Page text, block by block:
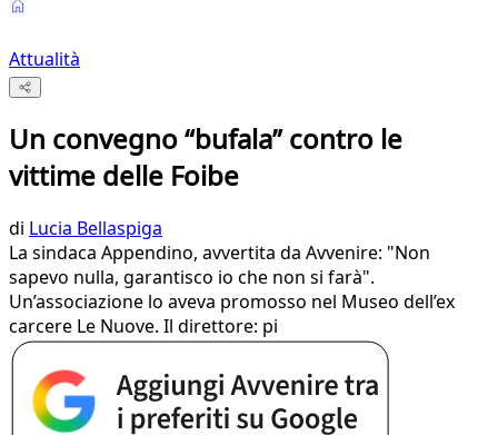
Attualità
Un convegno “bufala” contro le
vittime delle Foibe
di Lucia Bellaspiga
La sindaca Appendino, avvertita da Avvenire: "Non
sapevo nulla, garantisco io che non si farà".
Un’associazione lo aveva promosso nel Museo dell’ex
carcere Le Nuove. Il direttore: pi